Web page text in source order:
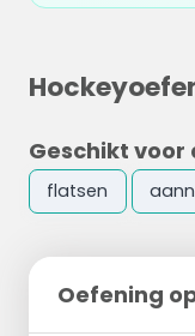
Geschikt voor
flatsen
Oefening